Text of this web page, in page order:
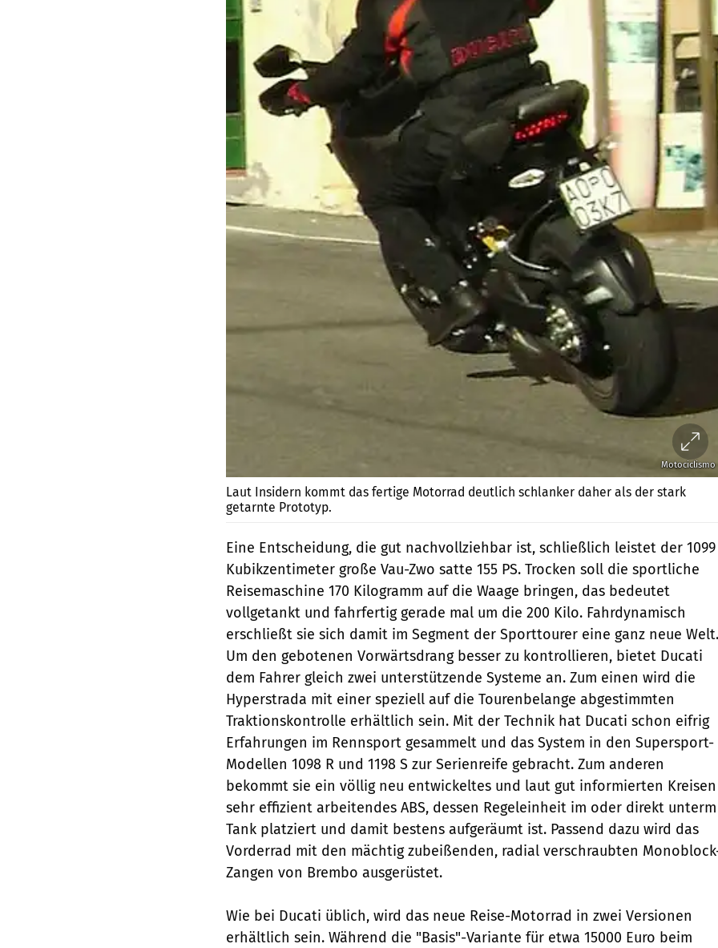
Motociclismo
Laut Insidern kommt das fertige Motorrad deutlich schlanker daher als der stark
getarnte Prototyp.
Eine Entscheidung, die gut nachvollziehbar ist, schließlich leistet der 1099
Kubik­zentimeter große Vau-Zwo satte 155 PS. Trocken soll die sportliche
Reisemaschine 170 Kilogramm auf die Waage bringen, das bedeutet
vollgetankt und fahr­fertig gerade mal um die 200 Kilo. Fahrdynamisch
erschließt sie sich damit im Segment der Sporttourer eine ganz neue Welt.
Um den gebotenen Vorwärtsdrang besser zu kontrollieren, bietet Ducati
dem Fahrer gleich zwei unterstützende Systeme an. Zum einen wird die
Hyperstrada mit einer speziell auf die Tourenbelange abgestimmten
Traktions­kontrolle erhältlich sein. Mit der Technik hat Ducati schon eifrig
Erfahrungen im Rennsport gesammelt und das System in den Supersport-
Modellen 1098 R und 1198 S zur Serienreife gebracht. Zum anderen
bekommt sie ein völlig neu entwickeltes und laut gut informierten Kreisen
sehr effizient arbeitendes ABS, dessen Regeleinheit im oder direkt unterm
Tank platziert und damit bestens aufgeräumt ist. Passend dazu wird das
Vorderrad mit den mächtig zubeißenden, radial verschraubten
Zangen von Brembo ausgerüstet.
Wie bei Ducati üblich, wird das neue Reise-Motorrad in zwei Versionen
erhältlich sein. Während die "Basis"-Variante für etwa 15000 Euro beim